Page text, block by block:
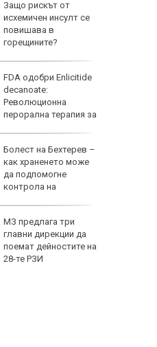
Защо рискът от
исхемичен инсулт се
повишава в
горещините?
FDA одобри Еnlicitide
decanoate:
Революционна
перорална терапия за
Болест на Бехтерев –
как храненето може
да подпомогне
контрола на
МЗ предлага три
главни дирекции да
поемат дейностите на
28-те РЗИ